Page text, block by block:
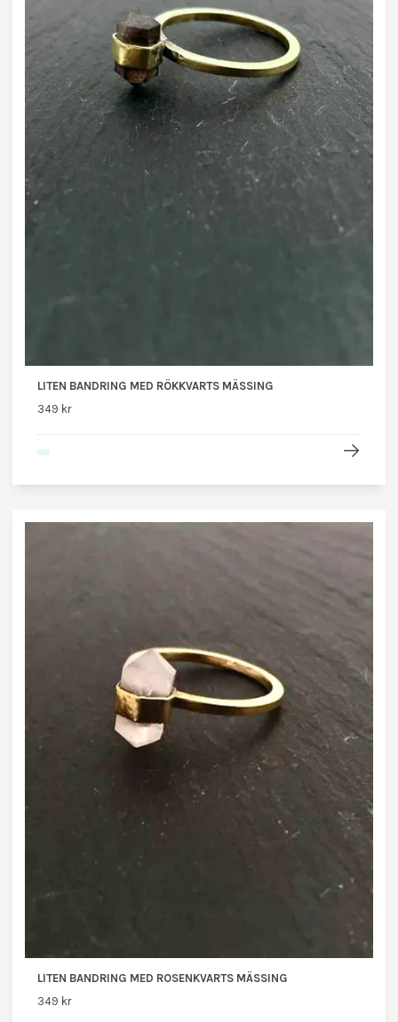
LITEN BANDRING MED RÖKKVARTS MÄSSING
349 kr
LITEN BANDRING MED ROSENKVARTS MÄSSING
349 kr